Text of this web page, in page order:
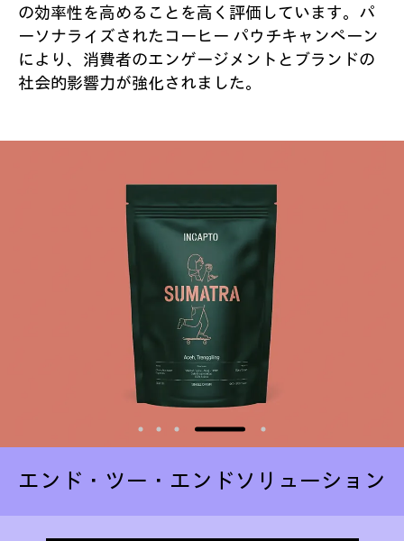
の効率性を高めることを高く評価しています。パ
ーソナライズされたコーヒー パウチキャンペーン
により、消費者のエンゲージメントとブランドの
社会的影響力が強化されました。
エンド・ツー・エンドソリューション